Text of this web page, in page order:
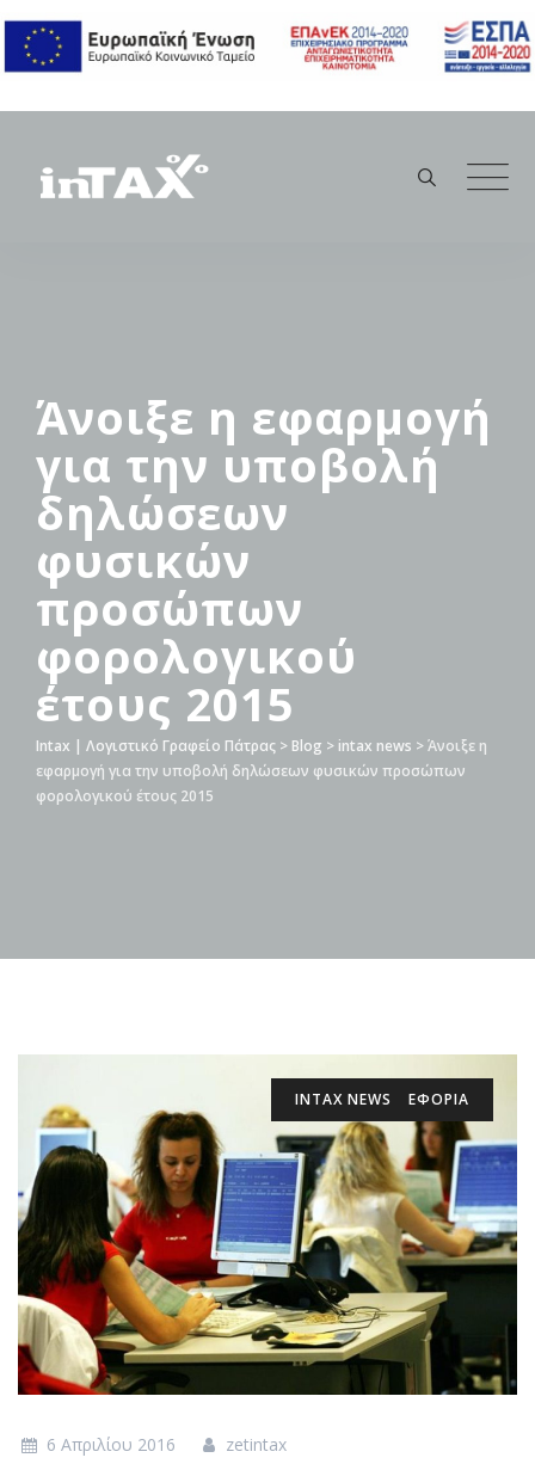
content
Άνοιξε η εφαρμογή
για την υποβολή
δηλώσεων
φυσικών
προσώπων
φορολογικού
έτους 2015
Intax | Λογιστικό Γραφείο Πάτρας > Blog > intax news >Άνοιξε η
εφαρμογή για την υποβολή δηλώσεων φυσικών προσώπων
φορολογικού έτους 2015
INTAX NEWS ΕΦΟΡΙΑ
6 Απριλίου 2016 zetintax